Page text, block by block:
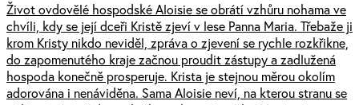
Život ovdovělé hospodské Aloisie se obrátí vzhůru nohama ve
chvíli, kdy se její dceři Kristě zjeví v lese Panna Maria. Třebaže ji
krom Kristy nikdo neviděl, zpráva o zjevení se rychle rozkřikne,
do zapomenutého kraje začnou proudit zástupy a zadlužená
hospoda konečně prosperuje. Krista je stejnou měrou okolím
adorována i nenáviděna. Sama Aloisie neví, na kterou stranu se